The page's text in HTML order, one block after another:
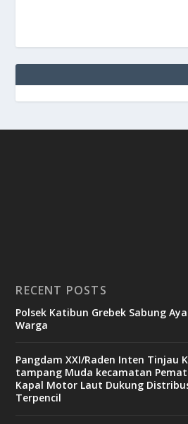
RECENT POSTS
Polsek Katibun Grebek Sabung
Warga
Pangdam XXI/Raden Inten Tinjau
tampang Muda kecamatan
Kapal Motor Laut Dukung
Terpencil